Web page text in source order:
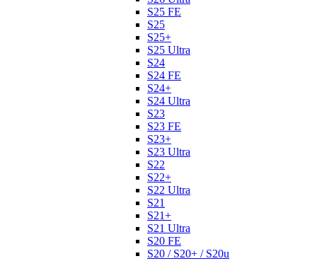
S25 FE
S25
S25+
S25 Ultra
S24
S24 FE
S24+
S24 Ultra
S23
S23 FE
S23+
S23 Ultra
S22
S22+
S22 Ultra
S21
S21+
S21 Ultra
S20 FE
S20 / S20+ / S20u